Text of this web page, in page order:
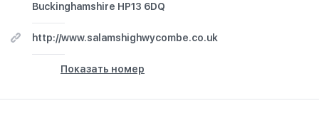
Buckinghamshire HP13 6DQ
http://www.salamshighwycombe.co.uk
Показать номер